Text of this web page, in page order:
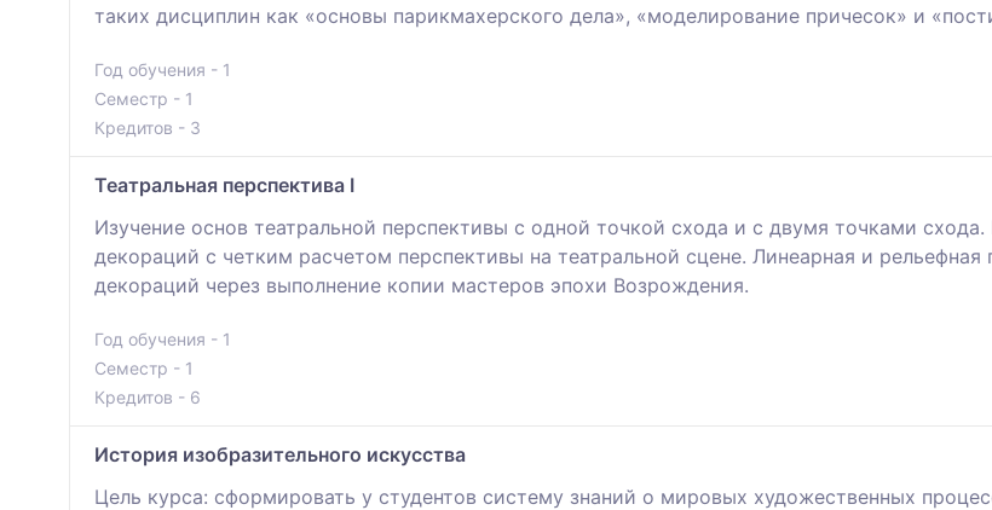
таких дисциплин как «основы парикмахерского дела», «моделирование причесок» и
Год обучения - 1
Семестр - 1
Кредитов - 3
Театральная перспектива I
Изучение основ театральной перспективы с одной точкой схода и с двумя точками
декораций с четким расчетом перспективы на театральной сцене. Линеарная и
декораций через выполнение копии мастеров эпохи Возрождения.
Год обучения - 1
Семестр - 1
Кредитов - 6
История изобразительного искусства
Цель курса: сформировать у студентов систему знаний о мировых художественных